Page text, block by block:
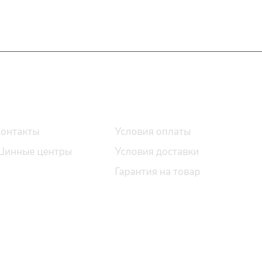
центры
Условия оплаты
Условия доставки
Гарантия на товар